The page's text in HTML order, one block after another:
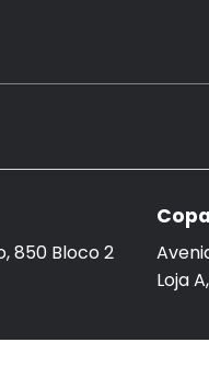
850 Bloco 2
Loja